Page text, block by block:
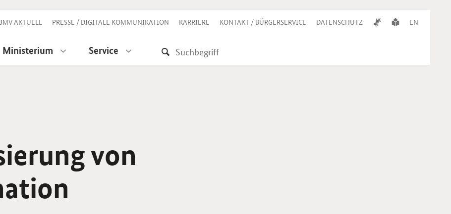
AKTUELL PRESSE / DIGITALE KOMMUNIKATION KARRIERE KONTAKT / BÜRGERSERVICE DATENSCHUTZ EN
Ministerium Service
von